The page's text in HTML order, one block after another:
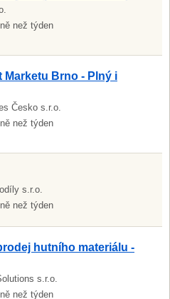
než týden
Brno - Plný i
Česko s.r.o.
než týden
s.r.o.
než týden
hutního materiálu -
s.r.o.
než týden